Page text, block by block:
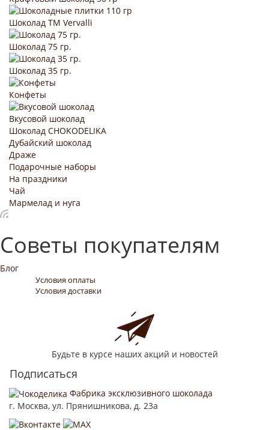
Шоколад TM Vervalli
Шоколад 75 гр.
Шоколад 35 гр.
Конфеты
Вкусовой шоколад
Шоколад CHOKODELIKA
Дубайский шоколад
Драже
Подарочные наборы
На праздники
Чай
Мармелад и нуга
Советы покупателям
Блог
Условия оплаты
Условия доставки
Будьте в курсе наших акций и новостей
Подписаться
Фабрика эксклюзивного шоколада
г. Москва, ул. Прянишникова, д. 23а